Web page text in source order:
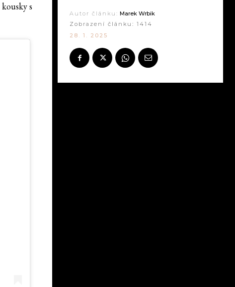
kousky s
Autor článku: Marek Wrbik
Zobrazení článku: 1414
28. 1. 2025